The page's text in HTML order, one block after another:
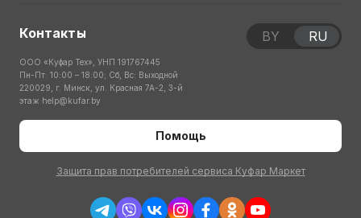
Контакты
ООО «Куфар Тех», УНП 191767445
Пн-Пт: 10:00 – 18:00; Сб, Вс: Выходной
220029, г. Минск, ул. Красная 7А-2, 3-й
этаж help@kufar.by
Помощь
Защита прав потребителей сервиса Куфар Маркет
BY RU